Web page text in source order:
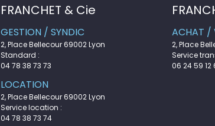
FRANCHET & Cie
GESTION / SYNDIC
2, Place Bellecour 69002 Lyon
Standard :
04 78 38 73 73
LOCATION
2, Place Bellecour 69002 Lyon
Service location :
04 78 38 73 74
ACHAT /
2, Place
Service
06 24 59 12